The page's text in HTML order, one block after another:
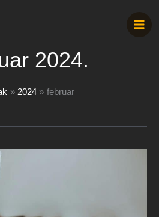
2024.
2024 februar